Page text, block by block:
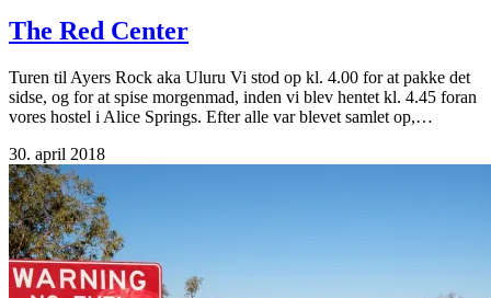
The Red Center
Turen til Ayers Rock aka Uluru Vi stod op kl. 4.00 for at pakke det
sidse, og for at spise morgenmad, inden vi blev hentet kl. 4.45 foran
vores hostel i Alice Springs. Efter alle var blevet samlet op,…
30. april 2018